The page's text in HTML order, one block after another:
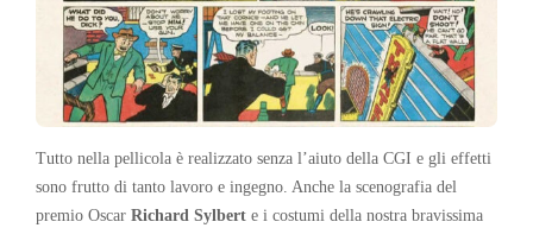
Tutto nella pellicola è realizzato senza l’aiuto della CGI e gli effetti
sono frutto di tanto lavoro e ingegno. Anche la scenografia del
premio Oscar Richard Sylbert e i costumi della nostra bravissima